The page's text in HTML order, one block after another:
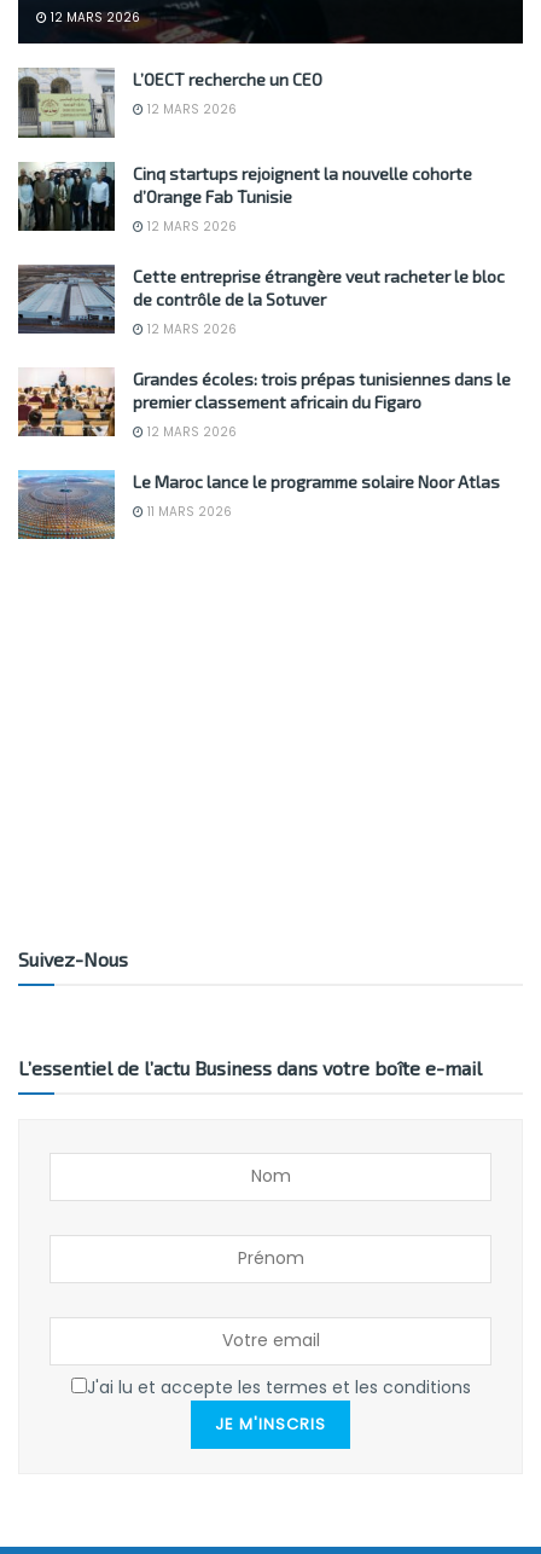
12 MARS 2026
L’OECT recherche un CEO
12 MARS 2026
Cinq startups rejoignent la nouvelle cohorte
d’Orange Fab Tunisie
12 MARS 2026
Cette entreprise étrangère veut racheter le bloc
de contrôle de la Sotuver
12 MARS 2026
Grandes écoles: trois prépas tunisiennes dans le
premier classement africain du Figaro
12 MARS 2026
Le Maroc lance le programme solaire Noor Atlas
11 MARS 2026
Suivez-Nous
L’essentiel de l’actu Business dans votre boîte e-mail
J'ai lu et accepte les termes et les conditions
JE M'INSCRIS